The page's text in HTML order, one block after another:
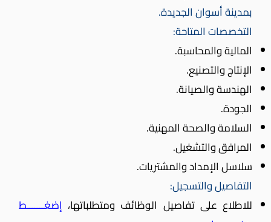
بمدينة أسوان الجديدة.
التخصصات المتاحة:
المالية والمحاسبة.
الإنتاج والتصنيع.
الهندسة والصيانة.
الجودة.
السلامة والصحة المهنية.
المرافق والتشغيل.
سلاسل الإمداد والمشتريات.
التفاصيل والتسجيل:
للاطلاع على تفاصيل الوظائف ومتطلباتها، إضغـــــــط